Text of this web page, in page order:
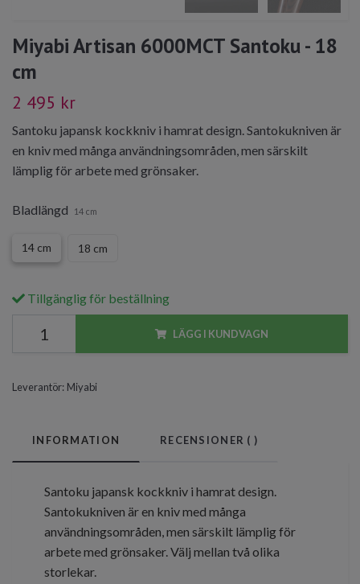
Miyabi Artisan 6000MCT Santoku - 18
cm
2 495 kr
Santoku japansk kockkniv i hamrat design. Santokukniven är
en kniv med många användningsområden, men särskilt
lämplig för arbete med grönsaker.
Bladlängd 14 cm
14 cm 18 cm
Tillgänglig för beställning
LÄGG I KUNDVAGN
Leverantör: Miyabi
INFORMATION RECENSIONER ( )
Santoku japansk kockkniv i hamrat design.
Santokukniven är en kniv med många
användningsområden, men särskilt lämplig för
arbete med grönsaker. Välj mellan två olika
storlekar.